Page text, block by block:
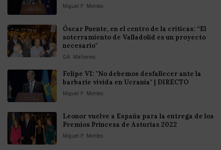
Miguel P. Montes
Óscar Puente, en el centro de la críticas: “El
soterramiento de Valladolid es un proyecto
necesario"
GA. Mañanes
Felipe VI: "No debemos desfallecer ante la
barbarie vivida en Ucrania" | DIRECTO
Miguel P. Montes
Leonor vuelve a España para la entrega de los
Premios Princesa de Asturias 2022
Miguel P. Montes